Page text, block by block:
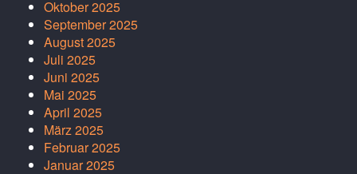
Oktober 2025
September 2025
August 2025
Juli 2025
Juni 2025
Mai 2025
April 2025
März 2025
Februar 2025
Januar 2025